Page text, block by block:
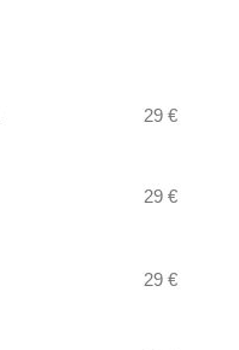
29 €
29 €
29 €